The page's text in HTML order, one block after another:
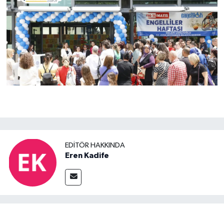
EDITÖR HAKKINDA
Eren Kadife